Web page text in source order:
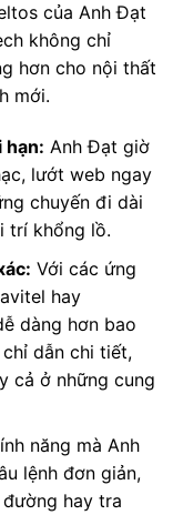
của Anh Đạt
không chỉ
hơn cho nội thất
mới.
hạn: Anh Đạt giờ
lướt web ngay
chuyến đi dài
trí khổng lồ.
Với các ứng
hay
dàng hơn bao
dẫn chi tiết,
cả ở những cung
năng mà Anh
lệnh đơn giản,
hay tra